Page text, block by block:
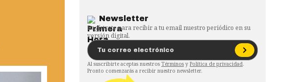
Newsletter
Regístrate para recibir a tu email nuestro periódico en su
versión digital.
Al suscribirte aceptas nuestros Términos y Política de privacidad.
Pronto comenzarás a recibir nuestro newsletter.